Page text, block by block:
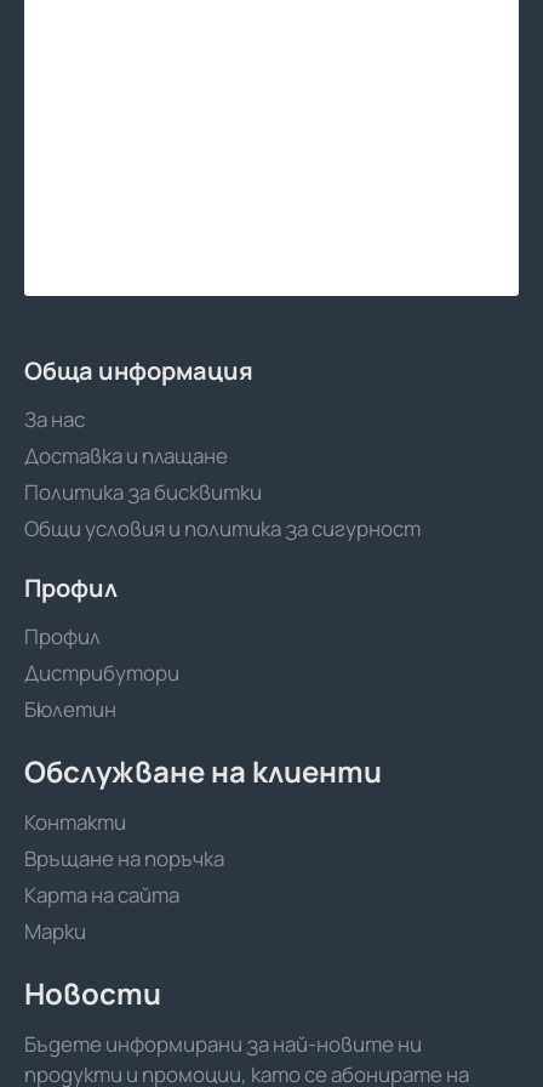
Обща информация
За нас
Доставка и плащане
Политика за бисквитки
Общи условия и политика за сигурност
Профил
Профил
Дистрибутори
Бюлетин
Обслужване на клиенти
Контакти
Връщане на поръчка
Карта на сайта
Марки
Новости
Бъдете информирани за най-новите ни
продукти и промоции, като се абонирате на